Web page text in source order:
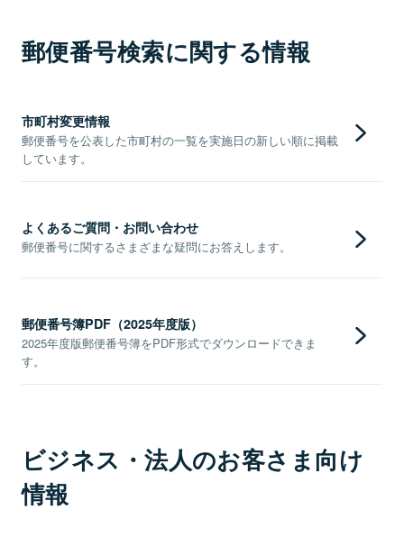
郵便番号検索に関する情報
市町村変更情報
郵便番号を公表した市町村の一覧を実施日の新しい順に掲載
しています。
よくあるご質問・お問い合わせ
郵便番号に関するさまざまな疑問にお答えします。
郵便番号簿PDF（2025年度版）
2025年度版郵便番号簿をPDF形式でダウンロードできま
す。
ビジネス・法人のお客さま向け
情報